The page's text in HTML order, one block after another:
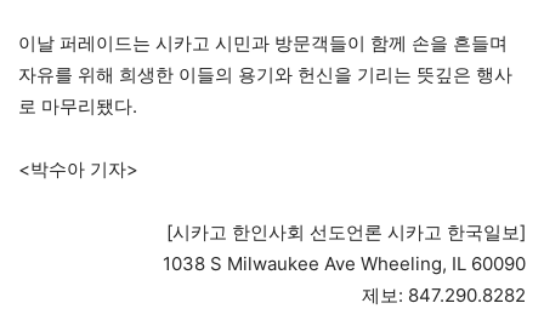
이날 퍼레이드는 시카고 시민과 방문객들이 함께 손을 흔들며
자유를 위해 희생한 이들의 용기와 헌신을 기리는 뜻깊은 행사
로 마무리됐다.
<박수아 기자>
[시카고 한인사회 선도언론 시카고 한국일보]
1038 S Milwaukee Ave Wheeling, IL 60090
제보: 847.290.8282